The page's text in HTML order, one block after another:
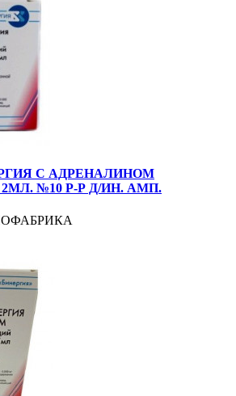
С АДРЕНАЛИНОМ
2МЛ. №10 Р-Р Д/ИН. АМП.